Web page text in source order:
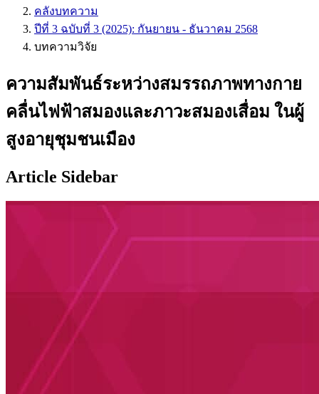
คลังบทความ
ปีที่ 3 ฉบับที่ 3 (2025): กันยายน - ธันวาคม 2568
บทความวิจัย
ความสัมพันธ์ระหว่างสมรรถภาพทางกาย
คลื่นไฟฟ้าสมองและภาวะสมองเสื่อม ในผู้
สูงอายุชุมชนเมือง
Article Sidebar